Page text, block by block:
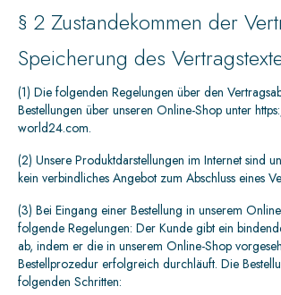
§ 2 Zustandekommen der
Speicherung des
(1) Die folgenden Regelungen über den
Bestellungen über unseren Online-Shop unter
world24.com.
(2) Unsere Produktdarstellungen im Internet sind
kein verbindliches Angebot zum Abschluss eines
(3) Bei Eingang einer Bestellung in unserem
folgende Regelungen: Der Kunde gibt ein
ab, indem er die in unserem Online-Shop
Bestellprozedur erfolgreich durchläuft. Die
folgenden Schritten: